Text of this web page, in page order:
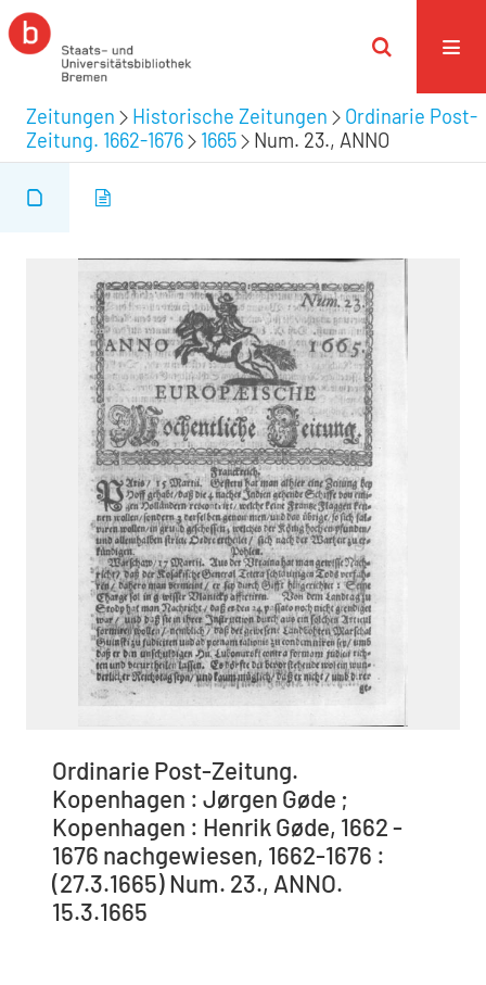
Zeitungen Historische Zeitungen
Ordinarie Post-
Zeitung. 1662-1676
1665 Num. 23., ANNO
Ordinarie Post-Zeitung.
Kopenhagen : Jørgen Gøde ;
Kopenhagen : Henrik Gøde, 1662 -
1676 nachgewiesen, 1662-1676 :
(27.3.1665) Num. 23., ANNO.
15.3.1665